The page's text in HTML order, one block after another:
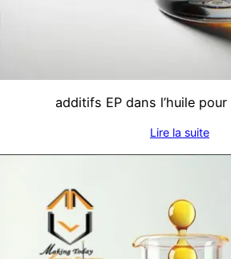
additifs EP dans l’huile
Lire la suite